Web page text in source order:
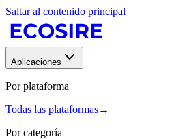
Saltar al contenido principal
Aplicaciones
Por plataforma
Todas las plataformas→
Por categoría